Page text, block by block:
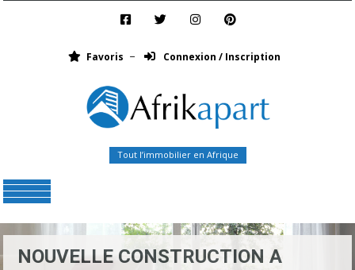
Favoris Connexion / Inscription
Tout l’immobilier en Afrique
NOUVELLE CONSTRUCTION A